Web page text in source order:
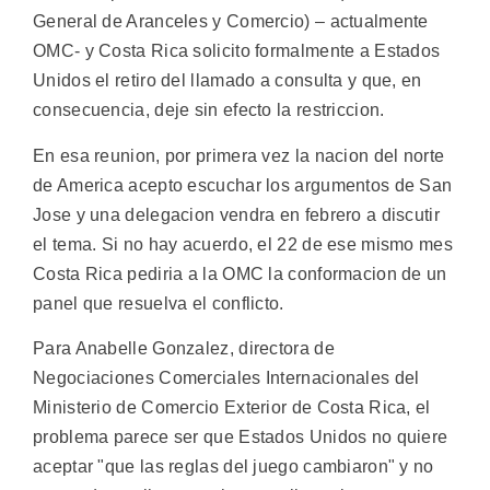
General de Aranceles y Comercio) – actualmente
OMC- y Costa Rica solicito formalmente a Estados
Unidos el retiro del llamado a consulta y que, en
consecuencia, deje sin efecto la restriccion.
En esa reunion, por primera vez la nacion del norte
de America acepto escuchar los argumentos de San
Jose y una delegacion vendra en febrero a discutir
el tema. Si no hay acuerdo, el 22 de ese mismo mes
Costa Rica pediria a la OMC la conformacion de un
panel que resuelva el conflicto.
Para Anabelle Gonzalez, directora de
Negociaciones Comerciales Internacionales del
Ministerio de Comercio Exterior de Costa Rica, el
problema parece ser que Estados Unidos no quiere
aceptar "que las reglas del juego cambiaron" y no